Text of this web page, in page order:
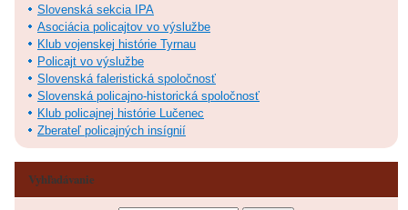
Slovenská sekcia IPA
Asociácia policajtov vo výslužbe
Klub vojenskej histórie Tyrnau
Policajt vo výslužbe
Slovenská faleristická spoločnosť
Slovenská policajno-historická spoločnosť
Klub policajnej histórie Lučenec
Zberateľ policajných insígnií
Vyhľadávanie